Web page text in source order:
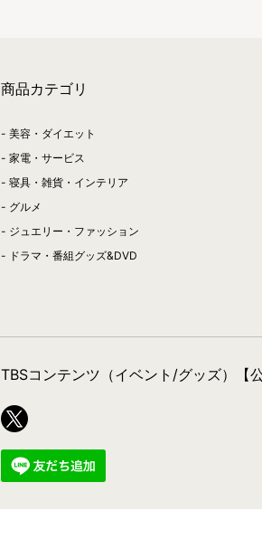
商品カテゴリ
美容・ダイエット
家電・サービス
寝具・雑貨・インテリア
グルメ
ジュエリー・ファッション
ドラマ・番組グッズ&DVD
TBSコンテンツ（イベント/グッズ）【公